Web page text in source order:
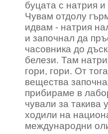
буцата с натрия
Чувам отдолу
идвам - натрия
и започнал да
часовника до
белези. Там
гори, гори. От
вещества
прибираме в
чували за такива
ходили на
международни